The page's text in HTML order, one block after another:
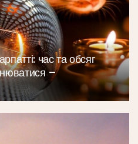
час та обсяг
–